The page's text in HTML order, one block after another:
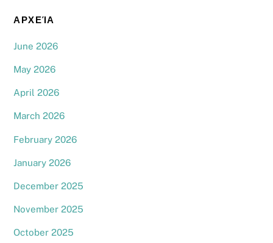
ΑΡΧΕΊΑ
June 2026
May 2026
April 2026
March 2026
February 2026
January 2026
December 2025
November 2025
October 2025